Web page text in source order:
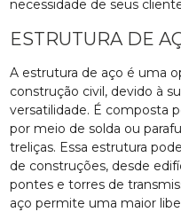
necessidade de seus
ESTRUTURA DE
A estrutura de aço é uma
construção civil, devido à
versatilidade. É composta
por meio de solda ou
treliças. Essa estrutura
de construções, desde
pontes e torres de
aço permite uma maior